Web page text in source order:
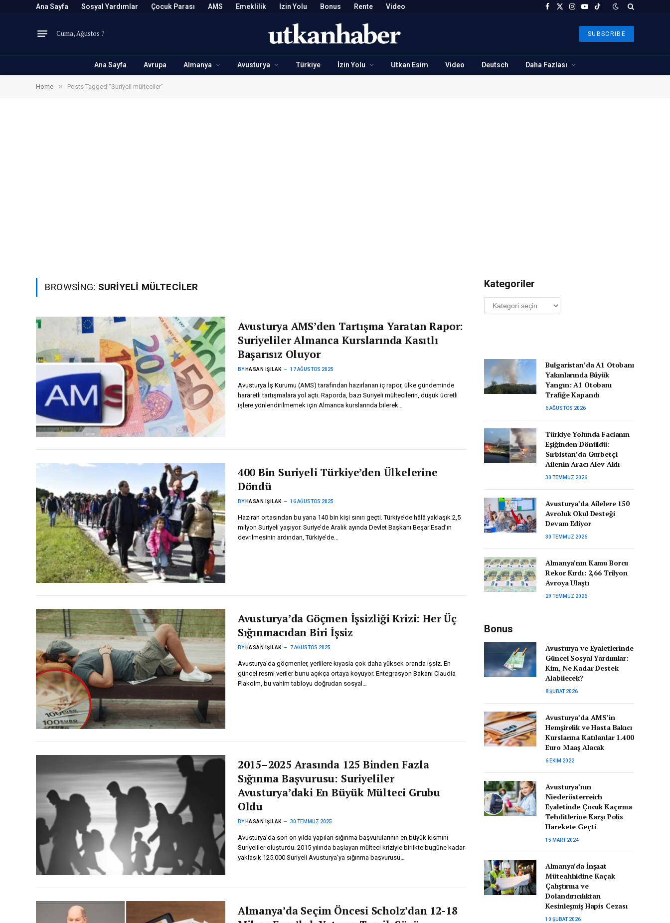
Ana Sayfa Sosyal Yardımlar Çocuk Parası AMS Emeklilik İzin Yolu Bonus Rente Video Facebook
X
Instagram
YouTubeTikTok
Cuma, Ağustos 7 SUBSCRIBE
Ana Sayfa Avrupa Almanya Avusturya Türkiye İzin Yolu Utkan Esim Video Deutsch Daha Fazlası
Home » Posts Tagged "Suriyeli mülteciler"
BROWSING: SURIYELI MÜLTECILER
Avusturya AMS’den Tartışma Yaratan Rapor:
Suriyeliler Almanca Kurslarında Kasıtlı
Başarısız Oluyor
BY HASAN IŞILAK 17 AĞUSTOS 2025
Avusturya İş Kurumu (AMS) tarafından hazırlanan iç rapor, ülke gündeminde
hararetli tartışmalara yol açtı. Raporda, bazı Suriyeli mültecilerin, düşük ücretli
işlere yönlendirilmemek için Almanca kurslarında bilerek…
400 Bin Suriyeli Türkiye’den Ülkelerine
Döndü
BY HASAN IŞILAK 16 AĞUSTOS 2025
Haziran ortasından bu yana 140 bin kişi sınırı geçti. Türkiye’de hâlâ yaklaşık 2,5
milyon Suriyeli yaşıyor. Suriye’de Aralık ayında Devlet Başkanı Beşar Esad’ın
devrilmesinin ardından, Türkiye’de…
Avusturya’da Göçmen İşsizliği Krizi: Her Üç
Sığınmacıdan Biri İşsiz
BY HASAN IŞILAK 7 AĞUSTOS 2025
Avusturya’da göçmenler, yerlilere kıyasla çok daha yüksek oranda işsiz. En
güncel resmi veriler bunu açıkça ortaya koyuyor. Entegrasyon Bakanı Claudia
Plakolm, bu vahim tabloyu doğrudan sosyal…
2015–2025 Arasında 125 Binden Fazla
Sığınma Başvurusu: Suriyeliler
Avusturya’daki En Büyük Mülteci Grubu
Oldu
BY HASAN IŞILAK 30 TEMMUZ 2025
Avusturya’da son on yılda yapılan sığınma başvurularının en büyük kısmını
Suriyeliler oluşturdu. 2015 yılında başlayan mülteci kriziyle birlikte bugüne kadar
yaklaşık 125.000 Suriyeli Avusturya’ya sığınma başvurusu…
Almanya’da Seçim Öncesi Scholz’dan 12-18
Kategoriler
Kategoriler
Bulgaristan’da A1 Otobanı
Yakınlarında Büyük
Yangın: A1 Otobanı
Trafiğe Kapandı
6 AĞUSTOS 2026
Türkiye Yolunda Facianın
Eşiğinden Dönüldü:
Sırbistan’da Gurbetçi
Ailenin Aracı Alev Aldı
30 TEMMUZ 2026
Avusturya’da Ailelere 150
Avroluk Okul Desteği
Devam Ediyor
30 TEMMUZ 2026
Almanya’nın Kamu Borcu
Rekor Kırdı: 2,66 Trilyon
Avroya Ulaştı
29 TEMMUZ 2026
Bonus
Avusturya ve Eyaletlerinde
Güncel Sosyal Yardımlar:
Kim, Ne Kadar Destek
Alabilecek?
8 ŞUBAT 2026
Avusturya’da AMS’in
Hemşirelik ve Hasta Bakıcı
Kurslarına Katılanlar 1.400
Euro Maaş Alacak
6 EKIM 2022
Avusturya’nın
Niederösterreich
Eyaletinde Çocuk Kaçırma
Tehditlerine Karşı Polis
Harekete Geçti
15 MART 2024
Almanya’da İnşaat
Müteahhidine Kaçak
Çalıştırma ve
Dolandırıcılıktan
Kesinleşmiş Hapis Cezası
10 ŞUBAT 2026